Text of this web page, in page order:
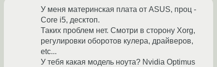
У меня материнская плата от ASUS, проц -
Core i5, десктоп.
Таких проблем нет. Смотри в сторону Xorg,
регулировки оборотов кулера, драйверов,
etc...
У тебя какая модель ноута? Nvidia Optimus